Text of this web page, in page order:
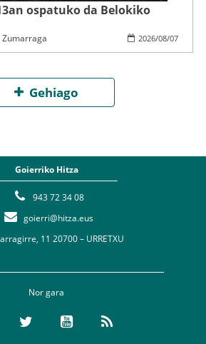
ospatuko da Belokiko
2026/08/07
Gehiago
Goierriko Hitza
943 72 34 08
goierri@hitza.eus
11 20700 – URRETXU
Nor gara